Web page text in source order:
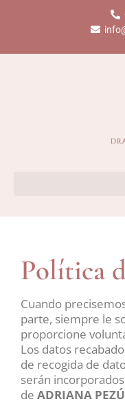
Política
Cuando
parte, siempre le
proporcione
Los datos
de recogida de
serán
de ADRIANA